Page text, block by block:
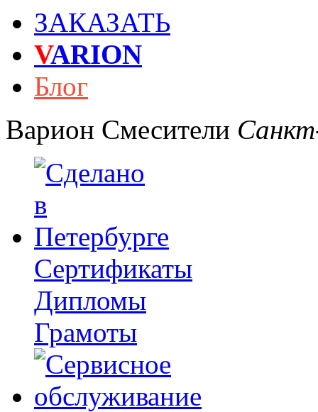
ЗАКАЗАТЬ
VARION
Блог
Варион Смесители
Сертификаты
Дипломы
Грамоты